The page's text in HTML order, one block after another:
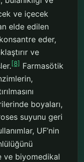
ve içecek
elde edilen
eder,
ve
[8] Farmasötik
boyaları,
suyunu geri
UF’nin
ve biyomedikal